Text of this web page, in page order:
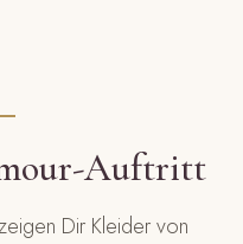
Auftritt
Dir Kleider von